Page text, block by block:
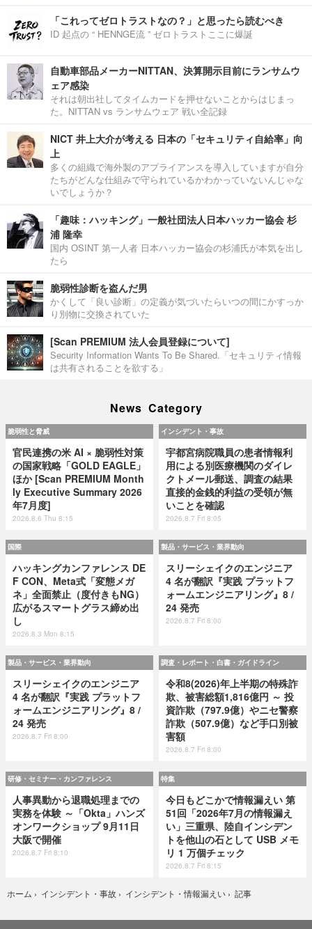
「これってゼロトラストなの？」と思ったら読むべき
ID 起点の “ HENNGE流 ” ゼロトラストここに爆誕
自動車部品メーカーNITTAN、決算開示目前にランサムウ
ェア感染
それは朝出社してタイムカードを押せないことからはじまっ
た。NITTAN vs ランサムウェア 戦い全記録
NICT 井上大介が考える 日本の「セキュリティ自給率」向
上
多くの組織で海外製のアプライアンスを導入していますが自分
たちがどんな仕組みで守られているかわかっていないんじゃな
いでしょうか？
「趣味：ハッキング」一般社団法人日本ハッカー協会 杉
浦 隆幸
国内 OSINT 第一人者 日本ハッカー協会の杉浦氏が本気を出し
たら
脆弱性診断を盗んだ男
かくして「良い診断」の定義が気づいたらいつの間にかすっか
り別物に交換されていた
[Scan PREMIUM 法人会員登録について]
Security Information Wants To Be Shared.「セキュリティ情報
は共有されることを欲する」
News Category
脆弱性と脅威
官民連携の米 AI × 脆弱性対策
の国家戦略「GOLD EAGLE」
ほか [Scan PREMIUM Month
ly Executive Summary 2026
年7月度]
2026.8.6 Thu 8:15
インシデント・事故
宇都宮病院職員の患者情報利
用による別医療機関のダイレ
クトメール郵送、調査の結果
直接的金銭的利益の受領が無
いことを確認
2026.8.7 Fri 8:05
国際
ハッキングカンファレンス DE
F CON、Meta式「変態メガ
ネ」全面禁止（度付きもNG）
広がるスマートグラス締め出
し
2026.8.3 Mon 8:15
製品・サービス・業界動向
スリーシェイクのエンジニア
4 名が翻訳『実践 プラットフ
ォームエンジニアリング』8 /
24 発売
2026.8.7 Fri 8:00
製品・サービス・業界動向
スリーシェイクのエンジニア
4 名が翻訳『実践 プラットフ
ォームエンジニアリング』8 /
24 発売
2026.8.7 Fri 8:00
調査・レポート・白書・ガイドライン
令和8(2026)年上半期の特殊詐
欺、被害総額1,816億円 ～ 投
資詐欺（797.9億）やニセ警察
詐欺（507.9億）など手口別被
害額
2026.8.7 Fri 8:00
研修・セミナー・カンファレンス
人事異動から退職処理までの
実務を体験 ～「Okta」ハンズ
オンワークショップ 9月11日
大阪で開催
2026.8.7 Fri 8:10
特集
今日もどこかで情報漏えい 第
51回「2026年7月の情報漏え
い」三重県、陸自インシデン
トを他山の石として USB メモ
リ 1 万個チェック
2026.8.7 Fri 8:15
ホーム › インシデント・事故 › インシデント・情報漏えい › 記事